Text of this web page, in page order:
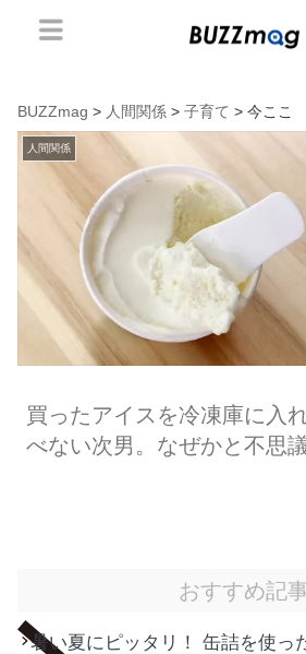
BUZZmag > 人間関係 > 子育て > 今ここ
人間関係
買ったアイスを冷凍庫に入
べない次男。なぜかと不思
おすすめ記
暑い夏にピッタリ！ 缶詰を使っ